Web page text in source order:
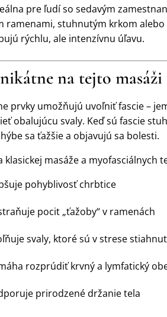
pre ľudí so sedavým
ramenami, stuhnutým krkom alebo
rýchlu, ale intenzívnu úľavu.
na tejto masáži
prvky umožňujú uvoľniť fascie –
obalujúcu svaly. Keď sú fascie
sa ťažšie a objavujú sa bolesti.
klasickej masáže a myofasciálnych
pohyblivosť chrbtice
pocit „ťažoby“ v ramenách
svaly, ktoré sú v strese
rozprúdiť krvný a lymfatický
prirodzené držanie tela